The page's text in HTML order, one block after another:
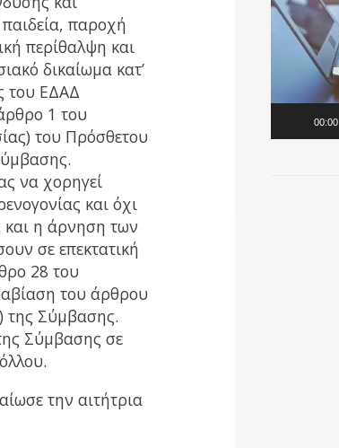
παροχή
περίθαλψη και
δικαίωμα κατ’
του ΕΔΑΔ
1 του
του Πρόσθετου
να χορηγεί
και όχι
και η άρνηση των
σε επεκτατική
28 του
του άρθρου
της Σύμβασης.
Σύμβασης σε
την αιτήτρια
00:00